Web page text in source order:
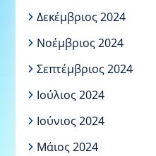
Δεκέμβριος 2024
Νοέμβριος 2024
Σεπτέμβριος 2024
Ιούλιος 2024
Ιούνιος 2024
Μάιος 2024